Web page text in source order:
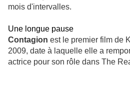
mois d'intervalles.
Une longue pause
Contagion est le premier film de
2009, date à laquelle elle a
actrice pour son rôle dans The